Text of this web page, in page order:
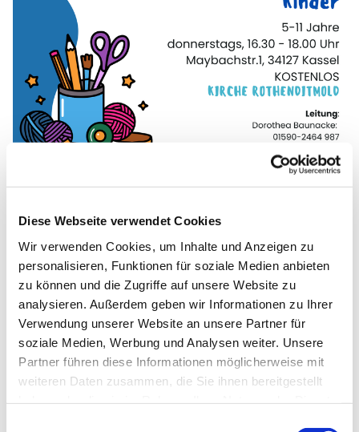
Diese Webseite verwendet Cookies
Wir verwenden Cookies, um Inhalte und Anzeigen zu
personalisieren, Funktionen für soziale Medien anbieten
zu können und die Zugriffe auf unsere Website zu
analysieren. Außerdem geben wir Informationen zu Ihrer
Verwendung unserer Website an unsere Partner für
soziale Medien, Werbung und Analysen weiter. Unsere
Partner führen diese Informationen möglicherweise mit
weiteren Daten zusammen, die Sie ihnen bereitgestellt